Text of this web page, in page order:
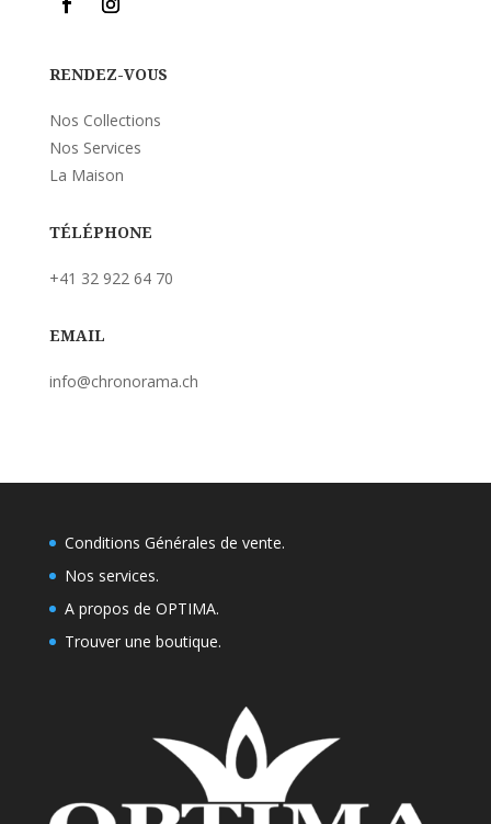
RENDEZ-VOUS
Nos Collections
Nos Services
La Maison
TÉLÉPHONE
+41 32 922 64 70
EMAIL
info@chronorama.ch
Conditions Générales de vente.
Nos services.
A propos de OPTIMA.
Trouver une boutique.